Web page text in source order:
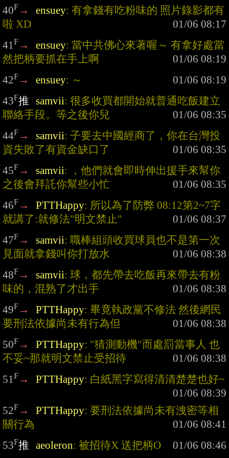
40F → ensuey: 有拿錢有吃粉味的 照片錄影都有
啦 XD
41F → ensuey: 當中共佛心來著喔～ 有拿好處當
然把柄要抓在手上啊
42F → ensuey: ～
43F推 samvii: 很多收買都開始就普通吃飯建立
聯絡手段。等之後你兒
44F → samvii: 子要去中國經商了，你在台灣投
資失敗了有資金缺口了
45F → samvii: ，他們就會即時伸出援手來幫你
之後會拜託你幫些小忙
46F → PTTHappy: 所以為了防弊 08:12第2~7字
就講了:就修法"明文禁止"
47F → samvii: 職棒組頭收買球員也不是第一次
見面就拿錢叫你打放水
48F → samvii: 球，都先帶去吃飯再來帶去有粉
味的，混熟了才出手
49F → PTTHappy: 畢竟執政黨不修法 然後網民
要刑法依據尚未有行為但
50F → PTTHappy: "猜測動機"而處罰當事人 也
不妥~那就明文禁止受招待
51F → PTTHappy: 白紙黑字寫得清清楚楚也好~
52F → PTTHappy: 要刑法依據尚未有洩密等相
關行為
53F推 aeoleron: 被招待X 送把柄O